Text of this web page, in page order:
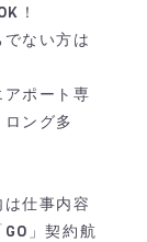
！
ない方は
アポート専
ング多
仕事内容
」契約航